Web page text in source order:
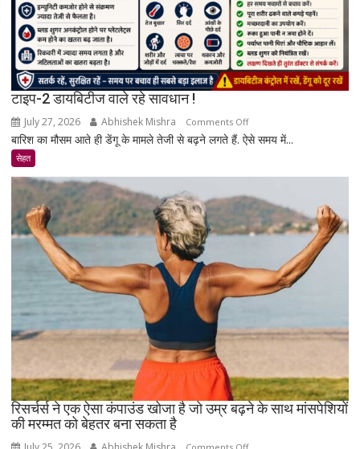
पूरी
सच्चाई
टाइप-2 डायबिटीज वाले रहे सावधान !
July 27, 2026 Abhishek Mishra Comments Offon
टाइप-2
वाले
सावधान
!
बारिश का मौसम आते ही डेंगू के मामले तेजी से बढ़ने लगते हैं. ऐसे समय में...
सेहत
रिसर्चर्स ने एक ऐसा कंपाउंड खोजा है जो उम्र बढ़ने के साथ मांसपेशियों
की मरम्मत को बेहतर बना सकता है
on